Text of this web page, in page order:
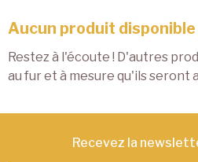
Aucun produit
Restez à l'écoute ! D'autres
au fur et à mesure qu'ils seront
Recevez la